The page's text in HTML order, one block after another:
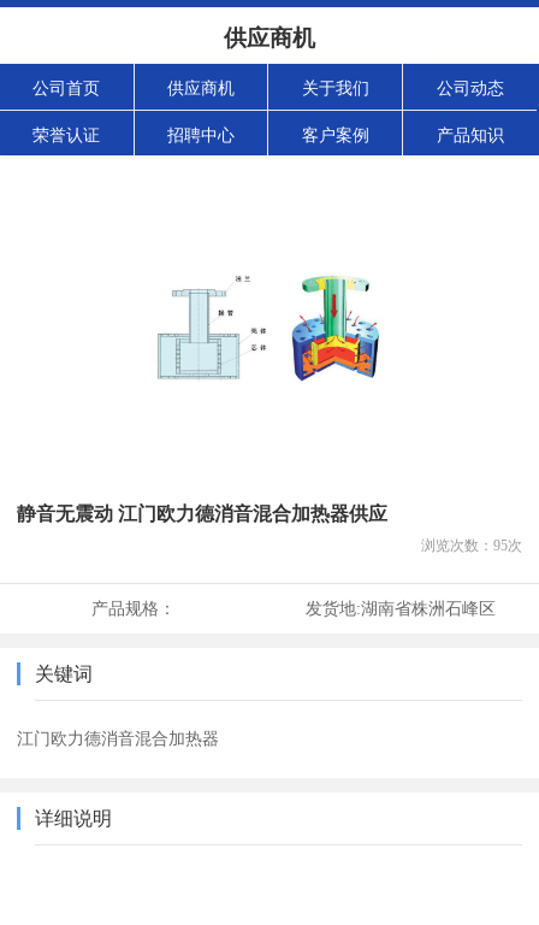
供应商机
公司首页 供应商机 关于我们 公司动态
荣誉认证 招聘中心 客户案例 产品知识
静音无震动 江门欧力德消音混合加热器供应
浏览次数： 95次
产品规格： 发货地:湖南省株洲石峰区
关键词
江门欧力德消音混合加热器
详细说明